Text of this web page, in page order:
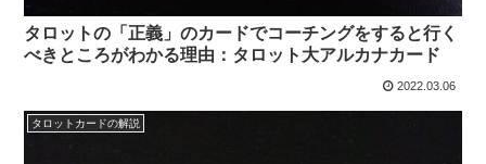
タロットの「正義」のカードでコーチングをすると行く
べきところがわかる理由：タロット大アルカナカード
2022.03.06
タロットカードの解説